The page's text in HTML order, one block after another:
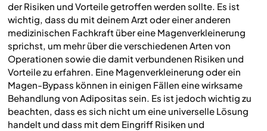
der Risiken und Vorteile getroffen werden sollte. Es ist
wichtig, dass du mit deinem Arzt oder einer anderen
medizinischen Fachkraft über eine Magenverkleinerung
sprichst, um mehr über die verschiedenen Arten von
Operationen sowie die damit verbundenen Risiken und
Vorteile zu erfahren. Eine Magenverkleinerung oder ein
Magen-Bypass können in einigen Fällen eine wirksame
Behandlung von Adipositas sein. Es ist jedoch wichtig zu
beachten, dass es sich nicht um eine universelle Lösung
handelt und dass mit dem Eingriff Risiken und